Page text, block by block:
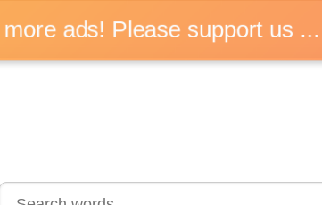
ads! Please support us ...